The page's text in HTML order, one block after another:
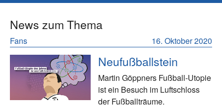
News zum Thema
16. Oktober 2020
Fans
Neufußballstein
Martin Göppners Fußball-Utopie
ist ein Besuch im Luftschloss
der Fußballträume.